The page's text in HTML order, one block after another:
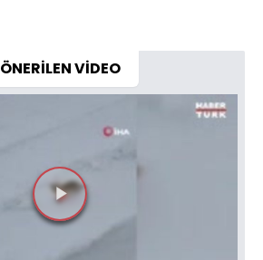
ÖNERİLEN VİDEO
Videoyu
Oynat